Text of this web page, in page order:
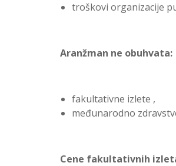
troškovi organizacije
Aranžman ne obuhvata:
fakultativne izlete ,
međunarodno
Cene fakultativnih